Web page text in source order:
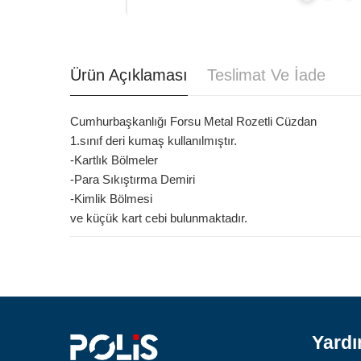
Ürün Açıklaması Teslimat Ve İade
Cumhurbaşkanlığı Forsu Metal Rozetli Cüzdan
1.sınıf deri kumaş kullanılmıştır.
-Kartlık Bölmeler
-Para Sıkıştırma Demiri
-Kimlik Bölmesi
ve küçük kart cebi bulunmaktadır.